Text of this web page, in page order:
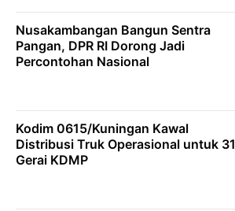
Nusakambangan Bangun Sentra
Pangan, DPR RI Dorong Jadi
Percontohan Nasional
Kodim 0615/Kuningan Kawal
Distribusi Truk Operasional untuk 31
Gerai KDMP